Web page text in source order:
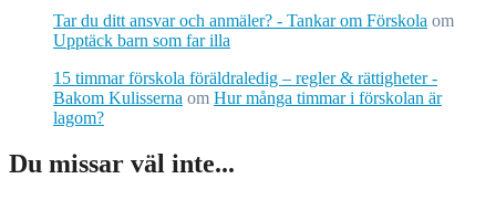
Tar du ditt ansvar och anmäler? - Tankar om Förskola om
Upptäck barn som far illa
15 timmar förskola föräldraledig – regler & rättigheter -
Bakom Kulisserna om Hur många timmar i förskolan är
lagom?
Du missar väl inte...